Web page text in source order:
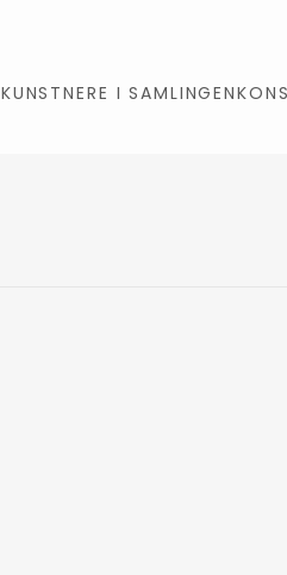
KUNSTNERE I SAMLINGEN